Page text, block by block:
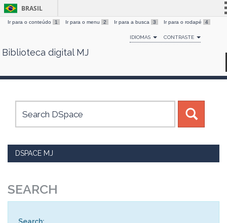
Skip
BRASIL
Simplifique!
Comunica BR
Canais
Ir para o conteúdo 1 Ir para o menu 2 Ir para a busca 3 Ir para o rodapé 4
IDIOMAS CONTRASTE
Biblioteca digital MJ
DSPACE MJ
SEARCH